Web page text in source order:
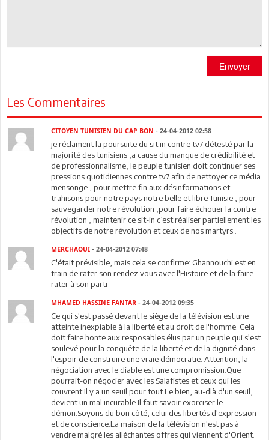
Envoyer
Les Commentaires
CITOYEN TUNISIEN DU CAP BON - 24-04-2012 02:58
je réclament la poursuite du sit in contre tv7 détesté par la
majorité des tunisiens ,a cause du manque de crédibilité et
de professionnalisme, le peuple tunisien doit continuer ses
pressions quotidiennes contre tv7 afin de nettoyer ce média
mensonge , pour mettre fin aux désinformations et
trahisons pour notre pays notre belle et libre Tunisie , pour
sauvegarder notre révolution ,pour faire échouer la contre
révolution , maintenir ce sit-in c’est réaliser partiellement les
objectifs de notre révolution et ceux de nos martyrs .
MERCHAOUI - 24-04-2012 07:48
C'était prévisible, mais cela se confirme: Ghannouchi est en
train de rater son rendez vous avec l'Histoire et de la faire
rater à son parti
MHAMED HASSINE FANTAR - 24-04-2012 09:35
Ce qui s'est passé devant le siège de la télévision est une
atteinte inexpiable à la liberté et au droit de l'homme. Cela
doit faire honte aux resposables élus par un peuple qui s'est
soulevé pour la conquête de la liberté et de la dignité dans
l'espoir de construire une vraie démocratie. Attention, la
négociation avec le diable est une compromission.Que
pourrait-on négocier avec les Salafistes et ceux qui les
couvrent.Il y a un seuil pour tout.Le bien, au-dlà d'un seuil,
devient un mal incurable.Il faut savoir exorciser le
démon.Soyons du bon côté, celui des libertés d'expression
et de conscience.La maison de la télévision n'est pas à
vendre malgré les alléchantes offres qui viennent d'Orient.